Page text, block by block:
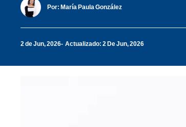
Por: María Paula González
2 de Jun, 2026 Actualizado: 2 De Jun, 2026